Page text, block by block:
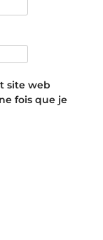
site web
fois que je